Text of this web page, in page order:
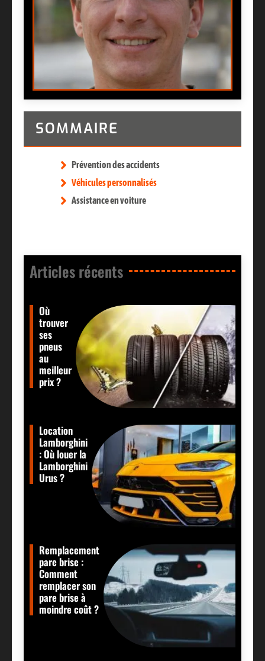
SOMMAIRE
Prévention des accidents
Véhicules personnalisés
Assistance en voiture
Articles récents​
Où
trouver
ses
pneus
au
meilleur
prix ?
Location
Lamborghini
: Où louer la
Lamborghini
Urus ?
Remplacement
pare brise :
Comment
remplacer son
pare brise à
moindre coût ?